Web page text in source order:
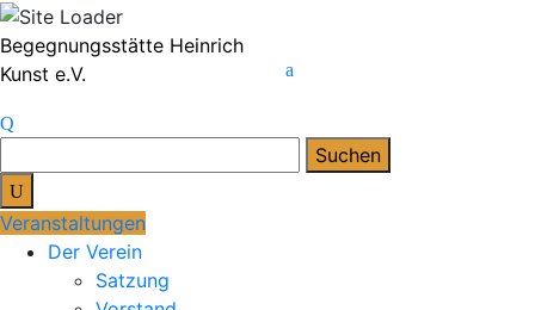
Skip
to
Begegnungsstätte Heinrich
Kunst e.V.
nach:
Veranstaltungen
Der Verein
Satzung